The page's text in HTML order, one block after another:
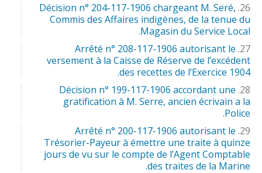
Décision n° 204-117-1906 chargeant M. Seré,
Commis des Affaires indigènes, de la tenue du
Magasin du Service Local.
Arrêté n° 208-117-1906 autorisant le
versement à la Caisse de Réserve de l’excédent
des recettes de l’Exercice 1904.
Décision n° 199-117-1906 accordant une
gratification à M. Serre, ancien écrivain a la
Police.
Arrêté n° 200-117-1906 autorisant le
Trésorier-Payeur à émettre une traite à quinze
jours de vu sur le compte de l’Agent Comptable
des traites de la Marine.